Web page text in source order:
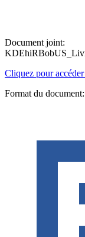
Document joint:
Cliquez pour
Format du